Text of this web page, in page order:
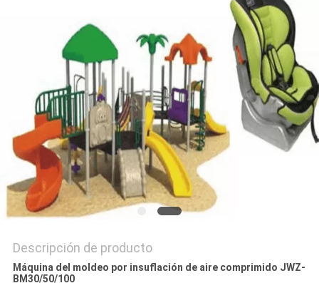
PRIVACY
POLICY
Descripción de producto
Máquina del moldeo por insuflación de aire comprimido JWZ-
BM30/50/100